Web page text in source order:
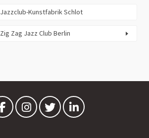
Jazzclub-Kunstfabrik Schlot
Zig Zag Jazz Club Berlin